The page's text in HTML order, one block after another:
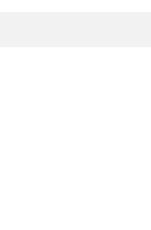
、厚生年金保